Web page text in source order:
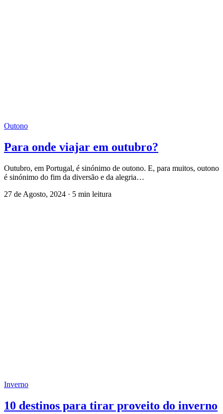
Outono
Para onde viajar em outubro?
Outubro, em Portugal, é sinónimo de outono. E, para muitos, outono
é sinónimo do fim da diversão e da alegria…
27 de Agosto, 2024 · 5 min leitura
Inverno
10 destinos para tirar proveito do inverno